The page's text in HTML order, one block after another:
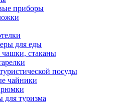
приборы
для еды
стаканы
посуды
чайники
для туризма